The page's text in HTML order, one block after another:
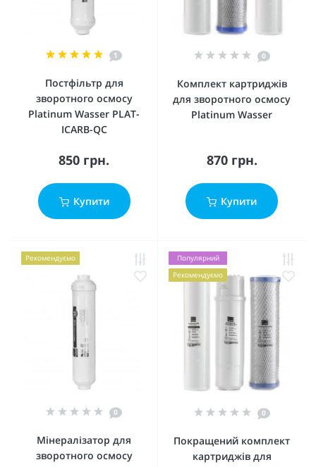
1
Постфільтр для
зворотного осмосу
Platinum Wasser PLAT-
ICARB-QC
850 грн.
Купити
0
Комплект картриджів
для зворотного осмосу
Platinum Wasser
870 грн.
Купити
Рекомендуємо
0
Мінералізатор для
зворотного осмосу
Популярний
Рекомендуємо
0
Покращений комплект
картриджів для